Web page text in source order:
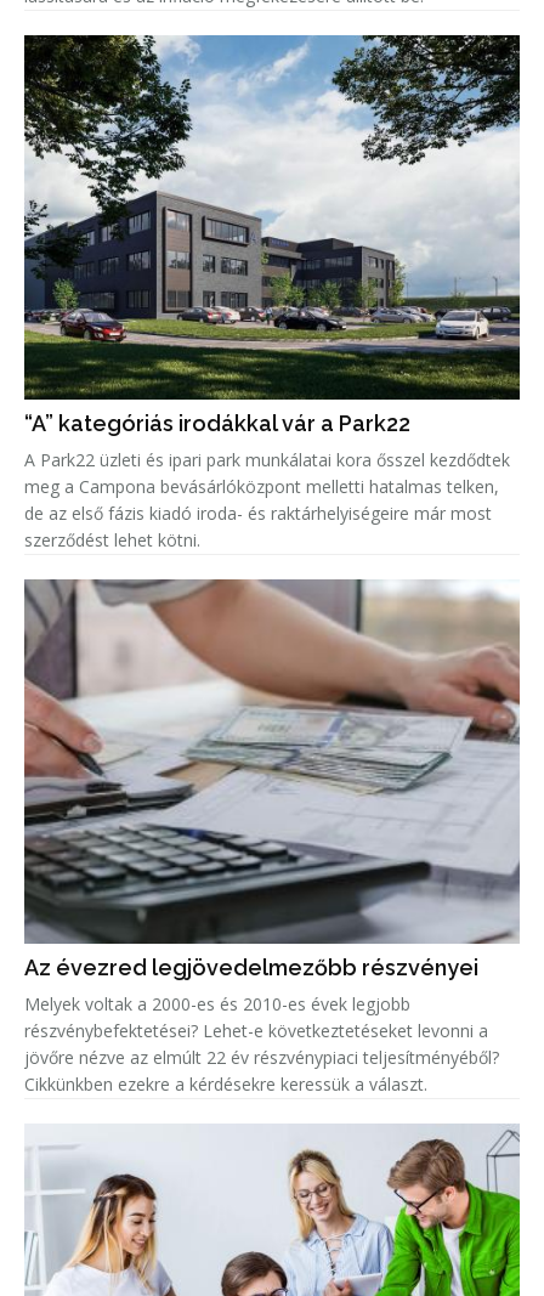
“A” kategóriás irodákkal vár a Park22
A Park22 üzleti és ipari park munkálatai kora ősszel kezdődtek
meg a Campona bevásárlóközpont melletti hatalmas telken,
de az első fázis kiadó iroda- és raktárhelyiségeire már most
szerződést lehet kötni.
Az évezred legjövedelmezőbb részvényei
Melyek voltak a 2000-es és 2010-es évek legjobb
részvénybefektetései? Lehet-e következtetéseket levonni a
jövőre nézve az elmúlt 22 év részvénypiaci teljesítményéből?
Cikkünkben ezekre a kérdésekre keressük a választ.